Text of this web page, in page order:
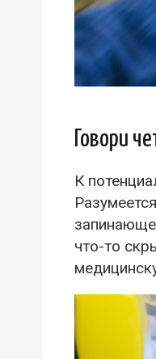
Говори
К
что-то